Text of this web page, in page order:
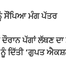
m n
k
ਸੌਂਪਿਆ ਮੰਗ ਪੱਤਰ
ਪੱਗਾਂ ਲੱਥਣ
ਦਿੱਤੀ ‘ਗੁਪਤ